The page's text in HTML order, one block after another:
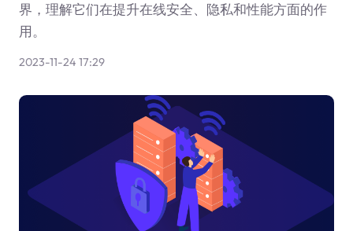
界，理解它们在提升在线安全、隐私和性能方面的作
用。
2023-11-24 17:29